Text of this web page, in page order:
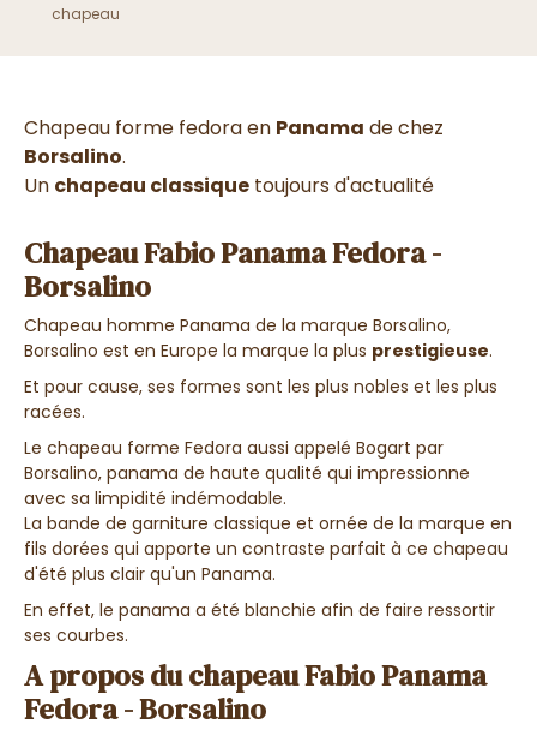
chapeau
Chapeau forme fedora en Panama de chez
Borsalino.
Un chapeau classique toujours d'actualité
Chapeau Fabio Panama Fedora -
Borsalino
Chapeau homme Panama de la marque Borsalino,
Borsalino est en Europe la marque la plus prestigieuse.
Et pour cause, ses formes sont les plus nobles et les plus
racées.
Le chapeau forme Fedora aussi appelé Bogart par
Borsalino, panama de haute qualité qui impressionne
avec sa limpidité indémodable.
La bande de garniture classique et ornée de la marque en
fils dorées qui apporte un contraste parfait à ce chapeau
d'été plus clair qu'un Panama.
En effet, le panama a été blanchie afin de faire ressortir
ses courbes.
A propos du chapeau Fabio Panama
Fedora - Borsalino